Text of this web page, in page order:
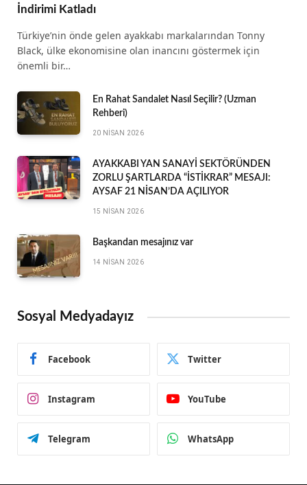
İndirimi Katladı
Türkiye’nin önde gelen ayakkabı markalarından Tonny
Black, ülke ekonomisine olan inancını göstermek için
önemli bir…
En Rahat Sandalet Nasıl Seçilir? (Uzman
Rehberi)
20 NISAN 2026
AYAKKABI YAN SANAYİ SEKTÖRÜNDEN
ZORLU ŞARTLARDA “İSTİKRAR” MESAJI:
AYSAF 21 NİSAN’DA AÇILIYOR
15 NISAN 2026
Başkandan mesajınız var
14 NISAN 2026
Sosyal Medyadayız
Facebook Twitter
Instagram YouTube
Telegram WhatsApp